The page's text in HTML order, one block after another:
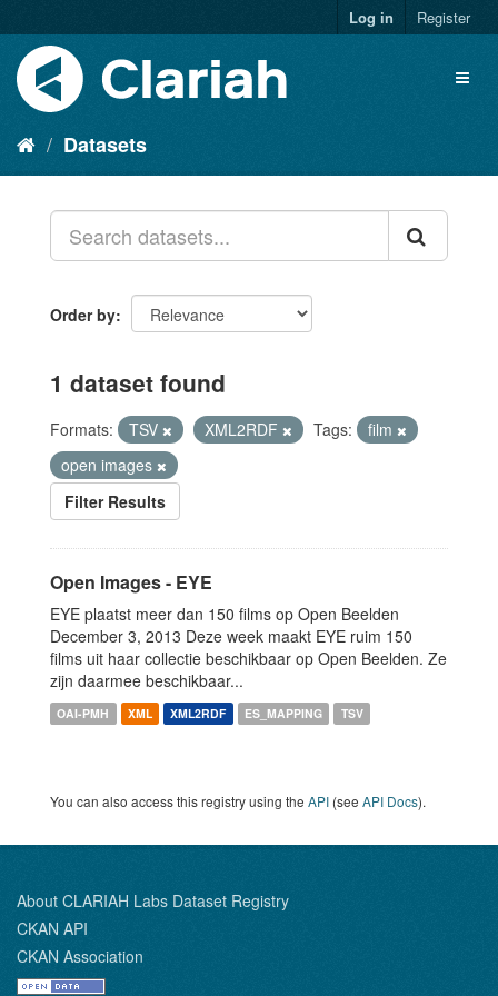
Log in Register
Datasets
Order by
1 dataset found
Formats: TSV XML2RDF Tags:
film
open images
Filter Results
Open Images - EYE
EYE plaatst meer dan 150 films op Open Beelden
December 3, 2013 Deze week maakt EYE ruim 150
films uit haar collectie beschikbaar op Open Beelden. Ze
zijn daarmee beschikbaar...
OAI-PMH XML XML2RDF ES_MAPPING TSV
You can also access this registry using the API (see API Docs).
About CLARIAH Labs Dataset Registry
CKAN API
CKAN Association